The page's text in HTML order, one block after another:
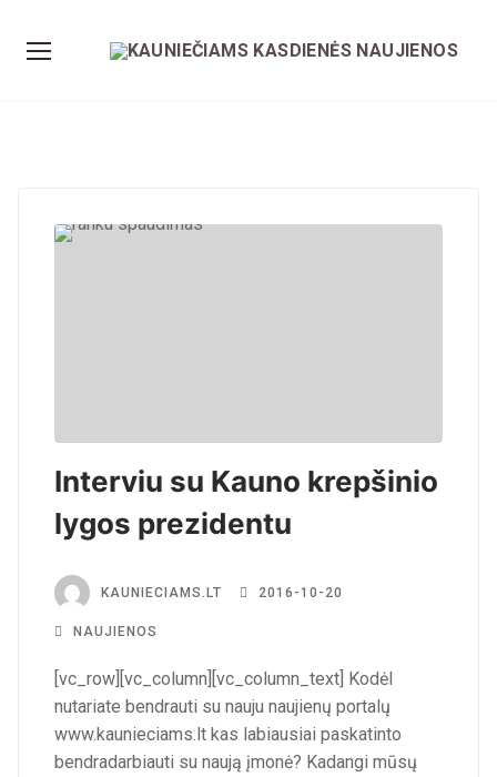
Interviu su Kauno krepšinio
lygos prezidentu
KAUNIECIAMS.LT 2016-10-20
NAUJIENOS
[vc_row][vc_column][vc_column_text] Kodėl
nutariate bendrauti su nauju naujienų portalų
www.kaunieciams.lt kas labiausiai paskatinto
bendradarbiauti su naują įmonė? Kadangi mūsų